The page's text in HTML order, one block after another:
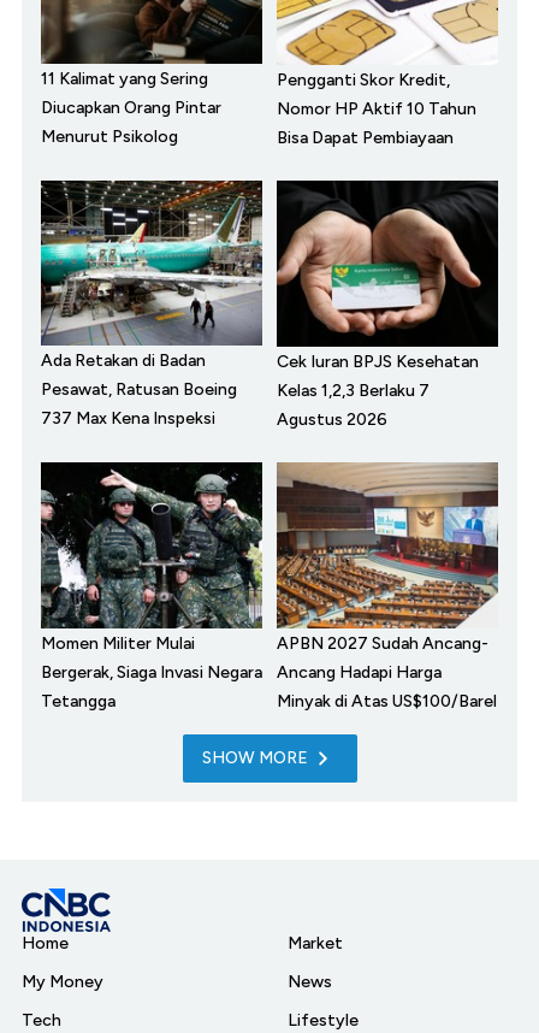
11 Kalimat yang Sering
Diucapkan Orang Pintar
Menurut Psikolog
Pengganti Skor Kredit,
Nomor HP Aktif 10 Tahun
Bisa Dapat Pembiayaan
Ada Retakan di Badan
Pesawat, Ratusan Boeing
737 Max Kena Inspeksi
Cek Iuran BPJS Kesehatan
Kelas 1,2,3 Berlaku 7
Agustus 2026
Momen Militer Mulai
Bergerak, Siaga Invasi Negara
Tetangga
APBN 2027 Sudah Ancang-
Ancang Hadapi Harga
Minyak di Atas US$100/Barel
SHOW MORE
Home
My Money
Tech
Market
News
Lifestyle